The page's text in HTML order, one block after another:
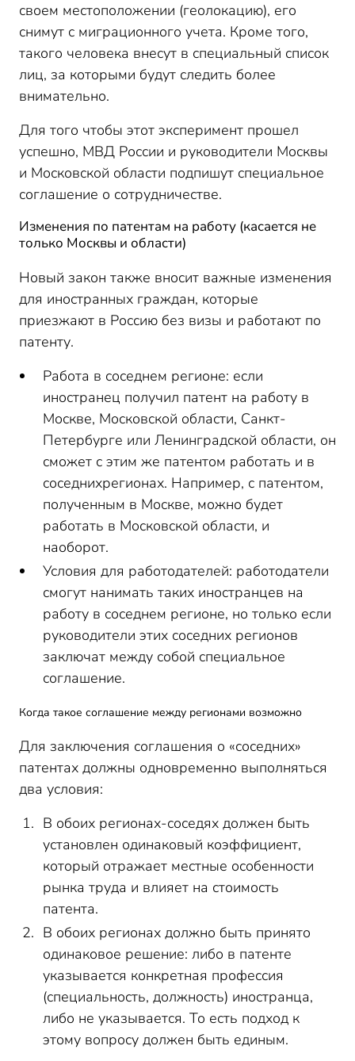
своем местоположении (геолокацию), его
снимут с миграционного учета. Кроме того,
такого человека внесут в специальный список
лиц, за которыми будут следить более
внимательно.
Для того чтобы этот эксперимент прошел
успешно, МВД России и руководители Москвы
и Московской области подпишут специальное
соглашение о сотрудничестве.
Изменения по патентам на работу (касается не
только Москвы и области)
Новый закон также вносит важные изменения
для иностранных граждан, которые
приезжают в Россию без визы и работают по
патенту.
Работа в соседнем регионе: если
иностранец получил патент на работу в
Москве, Московской области, Санкт-
Петербурге или Ленинградской области, он
сможет с этим же патентом работать и в
соседнихрегионах. Например, с патентом,
полученным в Москве, можно будет
работать в Московской области, и
наоборот.
Условия для работодателей: работодатели
смогут нанимать таких иностранцев на
работу в соседнем регионе, но только если
руководители этих соседних регионов
заключат между собой специальное
соглашение.
Когда такое соглашение между регионами возможно
Для заключения соглашения о «соседних»
патентах должны одновременно выполняться
два условия:
В обоих регионах-соседях должен быть
установлен одинаковый коэффициент,
который отражает местные особенности
рынка труда и влияет на стоимость
патента.
В обоих регионах должно быть принято
одинаковое решение: либо в патенте
указывается конкретная профессия
(специальность, должность) иностранца,
либо не указывается. То есть подход к
этому вопросу должен быть единым.